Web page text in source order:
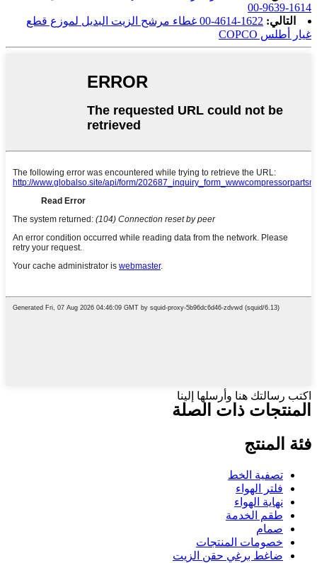
1614-9639-00
التالي:
1622-4614-00 غطاء مرشح الزيت البديل لموزع قطع
غيار أطلس COPCO
اكتب رسالتك هنا وأرسلها إلينا
المنتجات ذات الصلة
فئة المنتج
تصفية الخط
فلتر الهواء
نهاية الهواء
طقم الخدمة
صمام
خصومات المنتجات
ضاغط برغي حقن الزيت